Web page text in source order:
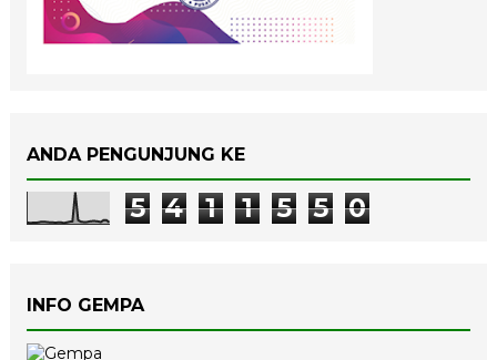
ANDA PENGUNJUNG KE
5 4 1 1 5 5 0
INFO GEMPA